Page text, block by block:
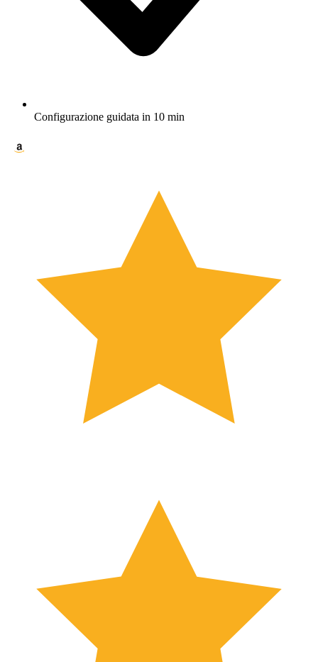
Configurazione guidata in 10 min